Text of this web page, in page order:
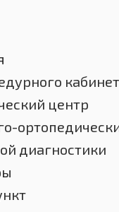
центр
диагностики